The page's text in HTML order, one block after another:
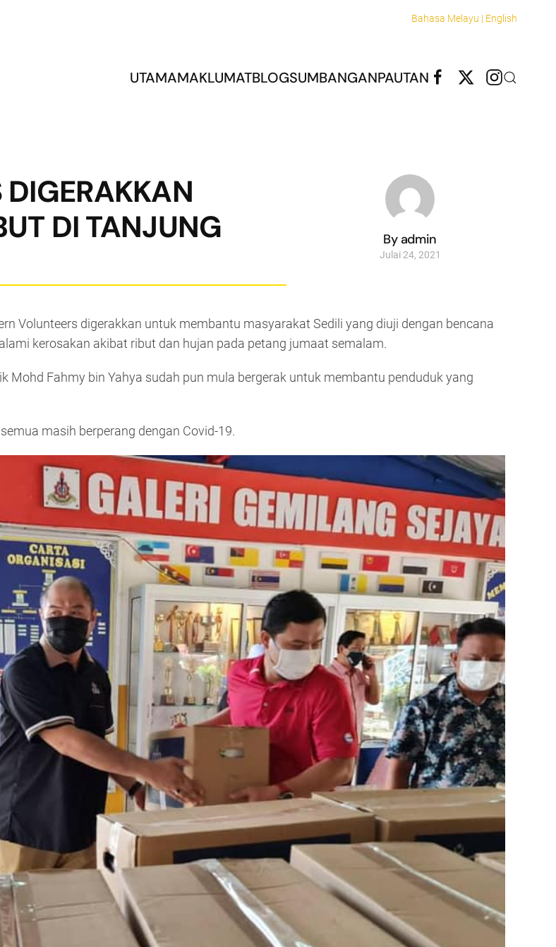
Bahasa Melayu | English
UTAMAMAKLUMATBLOGSUMBANGANPAUTAN
DIGERAKKAN
DI TANJUNG
By admin
Julai 24, 2021
Volunteers digerakkan untuk membantu masyarakat Sedili yang diuji dengan bencana
kerosakan akibat ribut dan hujan pada petang jumaat semalam.
Mohd Fahmy bin Yahya sudah pun mula bergerak untuk membantu penduduk yang
masih berperang dengan Covid-19.